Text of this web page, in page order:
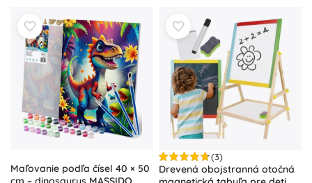
Maľovanie podľa čísel 40 × 50
(3)
Drevená obojstranná otočná